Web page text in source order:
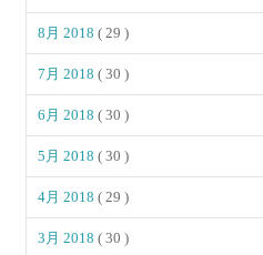
8月 2018( 29 )
7月 2018( 30 )
6月 2018( 30 )
5月 2018( 30 )
4月 2018( 29 )
3月 2018( 30 )